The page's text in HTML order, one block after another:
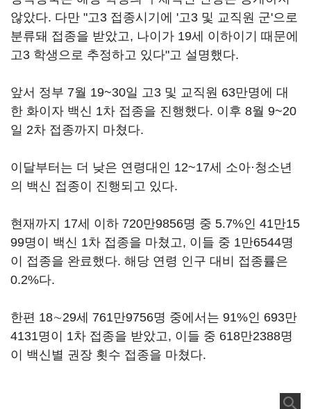
않았다. 다만 "고3 접종시기에 '고3 및 교직원 군'으로
분류돼 접종을 받았고, 나이가 19세 이하이기 때문에
고3 학생으로 추정하고 있다"고 설명했다.
앞서 정부 7월 19~30일 고3 및 교직원 63만명에 대
한 화이자 백신 1차 접종을 진행했다. 이후 8월 9~20
일 2차 접종까지 마쳤다.
이달부터는 더 낮은 연령대인 12~17세 소아·청소년
의 백신 접종이 진행되고 있다.
현재까지 17세 이하 720만9856명 중 5.7%인 41만15
99명이 백신 1차 접종을 마쳤고, 이들 중 1만6544명
이 접종을 완료했다. 해당 연령 인구 대비 접종률은
0.2%다.
한편 18∼29세 761만9756명 중에서는 91%인 693만
4131명이 1차 접종을 받았고, 이들 중 618만2388명
이 백신별 권장 횟수 접종을 마쳤다.